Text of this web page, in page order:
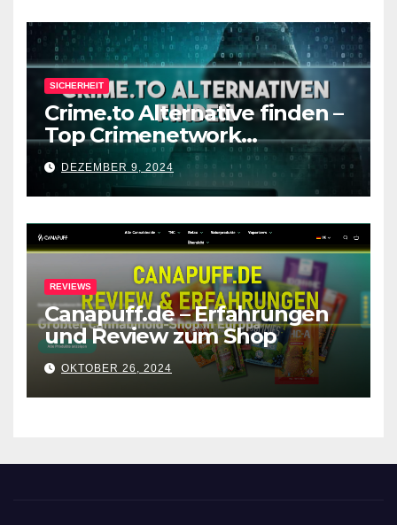
SICHERHEIT
Crime.to Alternative finden –
Top Crimenetwork
Alternativen nach
Forenabschaltung
DEZEMBER 9, 2024
REVIEWS
Canapuff.de – Erfahrungen
und Review zum Shop
OKTOBER 26, 2024